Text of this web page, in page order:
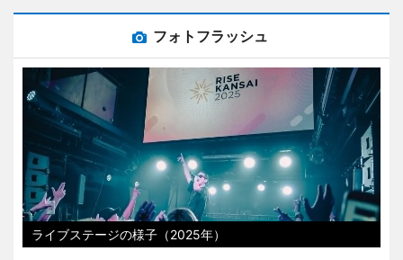
フォトフラッシュ
ライブステージの様子（2025年）